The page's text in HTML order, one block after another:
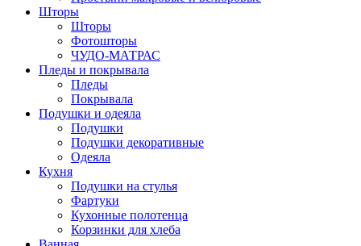
Шторы
Шторы
Фотошторы
ЧУДО-МАТРАС
Пледы и покрывала
Пледы
Покрывала
Подушки и одеяла
Подушки
Подушки декоративные
Одеяла
Кухня
Подушки на стулья
Фартуки
Кухонные полотенца
Корзинки для хлеба